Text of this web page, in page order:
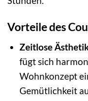
Vorteile des
Zeitlose
fügt sich
Wohnkonzept
Gemütlichkeit